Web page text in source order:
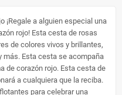
¡Regale a alguien especial una
rojo! Esta cesta de rosas
de colores vivos y brillantes,
más. Esta cesta se acompaña
de corazón rojo. Esta cesta de
a cualquiera que la reciba.
para celebrar una